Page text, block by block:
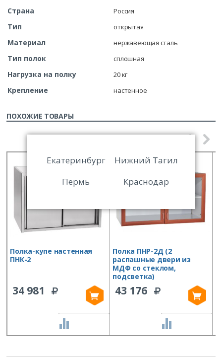
Страна Россия
Тип открытая
Материал нержавеющая сталь
Тип полок сплошная
Нагрузка на полку 20 кг
Крепление настенное
ПОХОЖИЕ ТОВАРЫ
Полка-купе настенная
ПНК-2
34 981
Полка ПНР-2Д (2
распашные двери из
МДФ со стеклом,
подсветка)
43 176
Екатеринбург
Нижний Тагил
Пермь
Краснодар